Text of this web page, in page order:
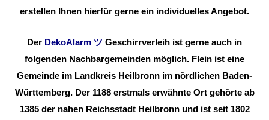
erstellen Ihnen hierfür gerne ein individuelles Angebot.
Der DekoAlarm ツ Geschirrverleih ist gerne auch in
folgenden Nachbargemeinden möglich. Flein ist eine
Gemeinde im Landkreis Heilbronn im nördlichen Baden-
Württemberg. Der 1188 erstmals erwähnte Ort gehörte ab
1385 der nahen Reichsstadt Heilbronn und ist seit 1802